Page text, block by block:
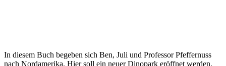
In diesem Buch begeben sich Ben, Juli und Professor Pfeffernuss
nach Nordamerika. Hier soll ein neuer Dinopark eröffnet werden.